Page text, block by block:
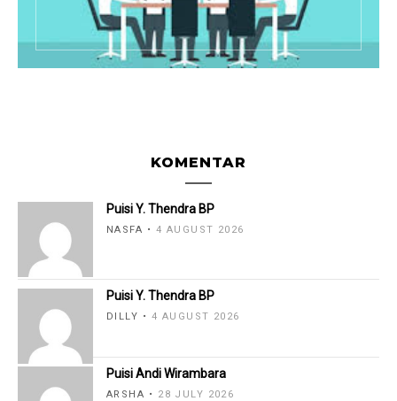
KOMENTAR
Puisi Y. Thendra BP
NASFA 4 AUGUST 2026
Puisi Y. Thendra BP
DILLY 4 AUGUST 2026
Puisi Andi Wirambara
ARSHA 28 JULY 2026